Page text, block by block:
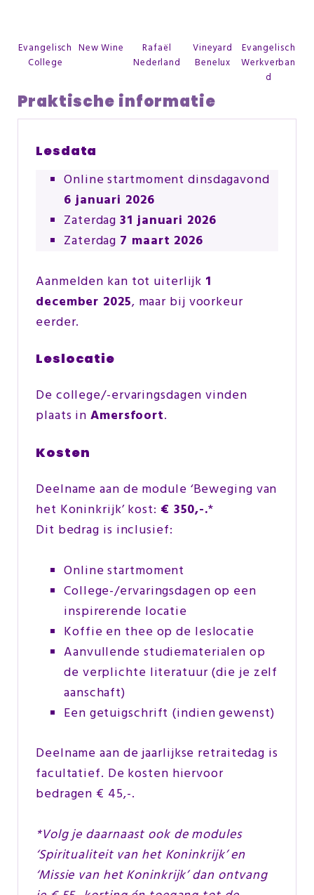
Evangelisch
College
New Wine
Rafaël
Nederland
Vineyard
Benelux
Evangelisch
Werkverban
d
Praktische informatie
Lesdata
Online startmoment dinsdagavond
6 januari 2026
Zaterdag31 januari 2026
Zaterdag 7 maart 2026
Aanmelden kan tot uiterlijk 1
december 2025, maar bij voorkeur
eerder.
Leslocatie
De college/-ervaringsdagen vinden
plaats inAmersfoort.
Kosten
Deelname aan de module ‘Beweging van
het Koninkrijk’ kost: € 350,-.*
Dit bedrag is inclusief:
Online startmoment
College-/ervaringsdagen op een
inspirerende locatie
Koffie en thee op de leslocatie
Aanvullende studiematerialen op
de verplichte literatuur (die je zelf
aanschaft)
Een getuigschrift (indien gewenst)
Deelname aan de jaarlijkse retraitedag is
facultatief. De kosten hiervoor
bedragen € 45,-.
*Volg je daarnaast ook de modules
‘Spiritualiteit van het Koninkrijk’ en
‘Missie van het Koninkrijk’ dan ontvang